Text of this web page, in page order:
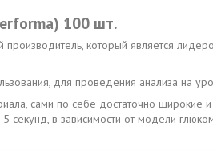
100 шт.
который является
для проведения анализа
сами по себе достаточно
секунд, в зависимости от модели